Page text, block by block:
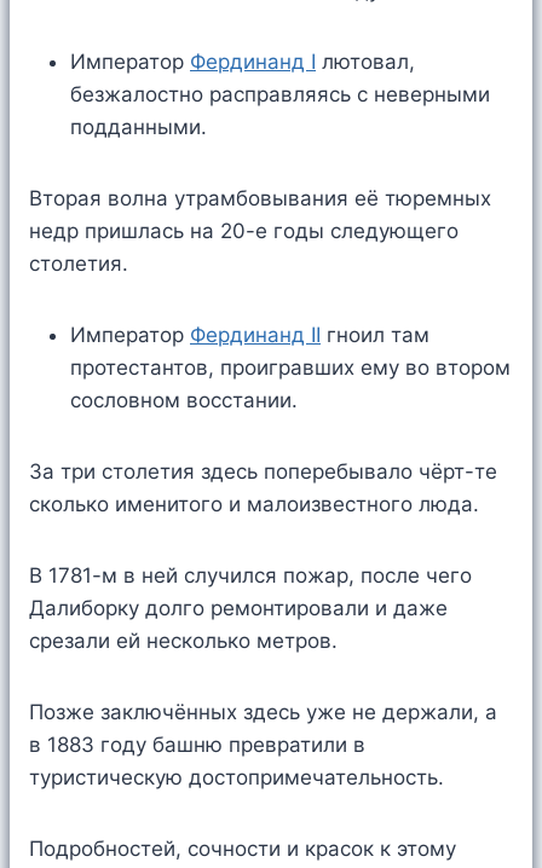
Император Фердинанд I лютовал,
безжалостно расправляясь с неверными
подданными.
Вторая волна утрамбовывания её тюремных
недр пришлась на 20-е годы следующего
столетия.
Император Фердинанд II гноил там
протестантов, проигравших ему во втором
сословном восстании.
За три столетия здесь поперебывало чёрт-те
сколько именитого и малоизвестного люда.
В 1781-м в ней случился пожар, после чего
Далиборку долго ремонтировали и даже
срезали ей несколько метров.
Позже заключённых здесь уже не держали, а
в 1883 году башню превратили в
туристическую достопримечательность.
Подробностей, сочности и красок к этому